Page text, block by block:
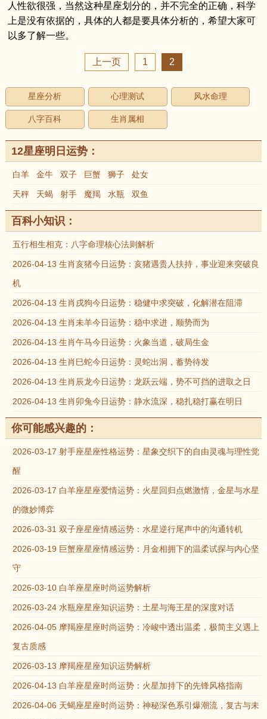
人性欲很强，当然这种星座划分的，并不完全的正确，科学
上是没有依据的，具体的人都是要具体分析的，希望大家可
以多了解一些。
上一页 1 2
星座分析 心理测试 风水命理
八字百科 生肖属相
12星座明日运势：
白羊 金牛 双子 巨蟹 狮子 处女
天秤 天蝎 射手 魔羯 水瓶 双鱼
百科小知识：
五行相生相克：八字命理核心法则解析
2026-04-13 生肖亥猪今日运势：亥猪遇贵人扶持，事业迎来突破良
机
2026-04-13 生肖戌狗今日运势：稳健中求突破，化解潜在阻滞
2026-04-13 生肖未羊今日运势：稳中求进，顺势而为
2026-04-13 生肖午马今日运势：火象当道，破局生金
2026-04-13 生肖巳蛇今日运势：灵蛇出洞，蓄势待发
2026-04-13 生肖辰龙今日运势：龙跃云端，势不可挡的进取之日
2026-04-13 生肖卯兔今日运势：静水流深，稳扎稳打赢在明日
你可能感兴趣的：
2026-03-17 射手座星座性格运势：星象交织下的自由灵魂与理性觉
醒
2026-03-17 白羊座星座爱情运势：火星回归点燃激情，金星与水星
的微妙博弈
2026-03-31 双子座星座情感运势：水星逆行尾声中的沟通转机
2026-03-19 巨蟹座星座情感运势：月金相拥下的温柔试探与内心坚
守
2026-03-10 白羊座星座时尚运势解析
2026-03-24 水瓶座星座知识运势：土星与海王星的深度对话
2026-04-05 摩羯座星座时尚运势：冷峻中透出温柔，极简主义遇上
复古质感
2026-03-13 摩羯座星座知识运势解析
2026-04-13 白羊座星座时尚运势：火星加持下的先锋风格指南
2026-04-06 天蝎座星座时尚运势：神秘深色系引爆潮流，复古与未